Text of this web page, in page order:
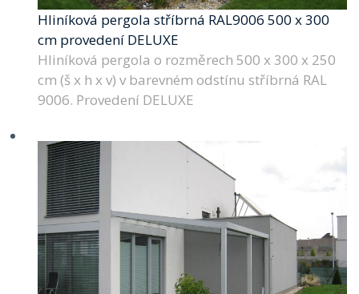
Hliníková pergola stříbrná RAL9006 500 x 300
cm provedení DELUXE
Hliníková pergola o rozměrech 500 x 300 x 250
cm (š x h x v) v barevném odstínu stříbrná RAL
9006. Provedení DELUXE